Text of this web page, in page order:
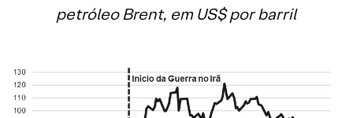
petróleo Brent, em US$ por barril